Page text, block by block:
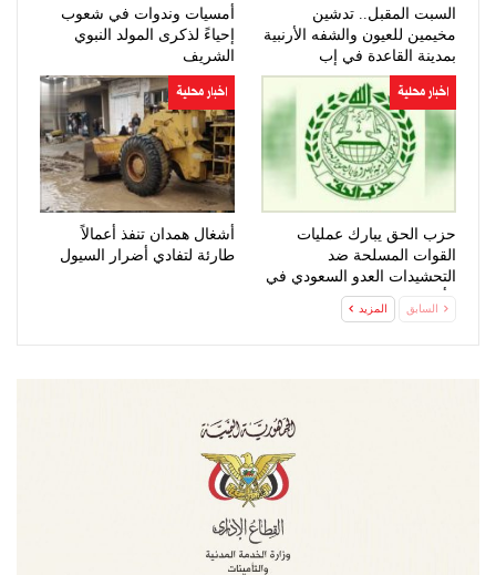
السبت المقبل.. تدشين
مخيمين للعيون والشفه الأرنبية
بمدينة القاعدة في إب
أمسيات وندوات في شعوب
إحياءً لذكرى المولد النبوي
الشريف
اخبار محلية
حزب الحق يبارك عمليات
القوات المسلحة ضد
التحشيدات العدو السعودي في
مأرب وحضرموت
اخبار محلية
أشغال همدان تنفذ أعمالاً
طارئة لتفادي أضرار السيول
السابق المزيد